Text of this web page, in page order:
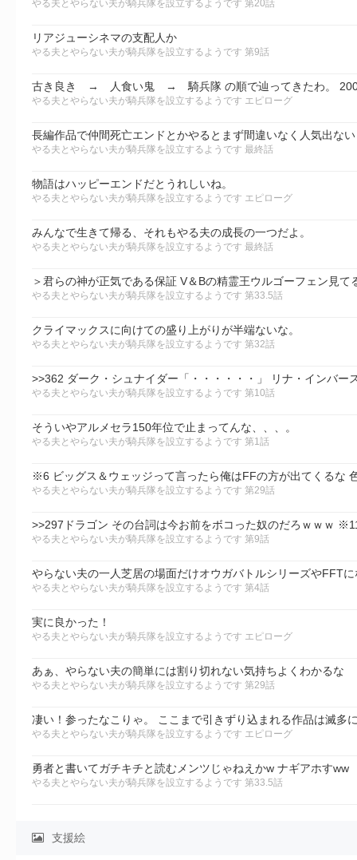
やる夫とやらない夫が騎兵隊を設立するようです 第20話
リアジューシネマの支配人か
やる夫とやらない夫が騎兵隊を設立するようです 第9話
やる夫とやらない夫が騎兵隊を設立するようです エピローグ
やる夫とやらない夫が騎兵隊を設立するようです 最終話
物語はハッピーエンドだとうれしいね。
やる夫とやらない夫が騎兵隊を設立するようです エピローグ
みんなで生きて帰る、それもやる夫の成長の一つだよ。
やる夫とやらない夫が騎兵隊を設立するようです 最終話
＞君らの神が正気である保証 V＆Bの精霊王ウルゴーフェン見
やる夫とやらない夫が騎兵隊を設立するようです 第33.5話
クライマックスに向けての盛り上がりが半端ないな。
やる夫とやらない夫が騎兵隊を設立するようです 第32話
>>362 ダーク・シュナイダー「・・・・・・」 リナ・インバー
やる夫とやらない夫が騎兵隊を設立するようです 第10話
そういやアルメセラ150年位で止まってんな、、、。
やる夫とやらない夫が騎兵隊を設立するようです 第1話
※6 ビッグス＆ウェッジって言ったら俺はFFの方が出てくるな
やる夫とやらない夫が騎兵隊を設立するようです 第29話
やる夫とやらない夫が騎兵隊を設立するようです 第9話
やる夫とやらない夫が騎兵隊を設立するようです 第4話
実に良かった！
やる夫とやらない夫が騎兵隊を設立するようです エピローグ
あぁ、やらない夫の簡単には割り切れない気持ちよくわかるな
やる夫とやらない夫が騎兵隊を設立するようです 第29話
凄い！参ったなこりゃ。 ここまで引きずり込まれる作品は滅多
やる夫とやらない夫が騎兵隊を設立するようです エピローグ
勇者と書いてガチキチと読むメンツじゃねえかw ナギアホすww
やる夫とやらない夫が騎兵隊を設立するようです 第33.5話
支援絵